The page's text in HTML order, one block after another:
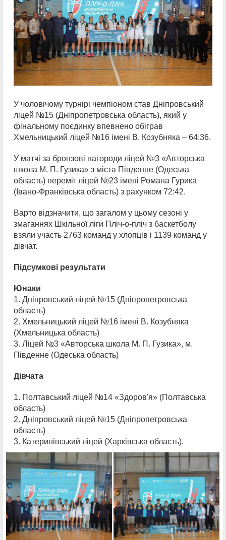
У чоловічому турнірі чемпіоном став Дніпровський
ліцей №15 (Дніпропетровська область), який у
фінальному поєдинку впевнено обіграв
Хмельницький ліцей №16 імені В. Козубняка – 64:36.
У матчі за бронзові нагороди ліцей №3 «Авторська
школа М. П. Гузика» з міста Південне (Одеська
область) переміг ліцей №23 імені Романа Гурика
(Івано-Франківська область) з рахунком 72:42.
Варто відзначити, що загалом у цьому сезоні у
змаганнях Шкільної ліги Пліч-о-пліч з баскетболу
взяли участь 2763 команд у хлопців і 1139 команд у
дівчат.
Підсумкові результати
Юнаки
1. Дніпровський ліцей №15 (Дніпропетровська
область)
2. Хмельницький ліцей №16 імені В. Козубняка
(Хмельницька область)
3. Ліцей №3 «Авторська школа М. П. Гузика», м.
Південне (Одеська область)
Дівчата
1. Полтавський ліцей №14 «Здоров'я» (Полтавська
область)
2. Дніпровський ліцей №15 (Дніпропетровська
область)
3. Катеринівський ліцей (Харківська область).